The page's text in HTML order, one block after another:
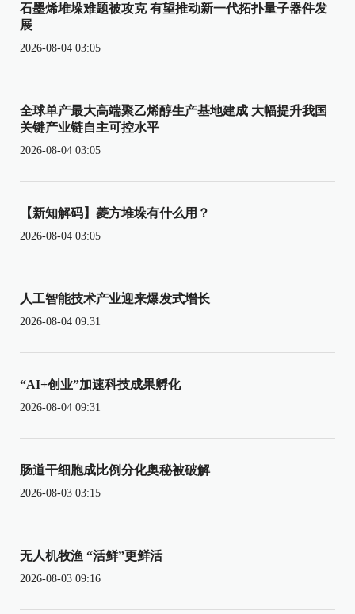
石墨烯堆垛难题被攻克 有望推动新一代拓扑量子器件发
展
2026-08-04 03:05
全球单产最大高端聚乙烯醇生产基地建成 大幅提升我国
关键产业链自主可控水平
2026-08-04 03:05
【新知解码】菱方堆垛有什么用？
2026-08-04 03:05
人工智能技术产业迎来爆发式增长
2026-08-04 09:31
“AI+创业”加速科技成果孵化
2026-08-04 09:31
肠道干细胞成比例分化奥秘被破解
2026-08-03 03:15
无人机牧渔 “活鲜”更鲜活
2026-08-03 09:16